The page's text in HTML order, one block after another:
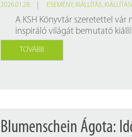
2026.01.28. ESEMÉNY, KIÁLLÍTÁS,
A KSH Könyvtár szeretettel
inspiráló világát bemutató
TOVÁBB
Blumenschein Ágota: